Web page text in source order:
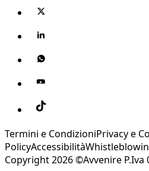
Termini e CondizioniPrivacy e
PolicyAccessibilità
Copyright 2026 ©Avvenire P.Iva